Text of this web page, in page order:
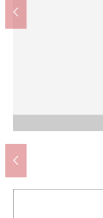
杉並
杉
Ｏ
杉藥房
西